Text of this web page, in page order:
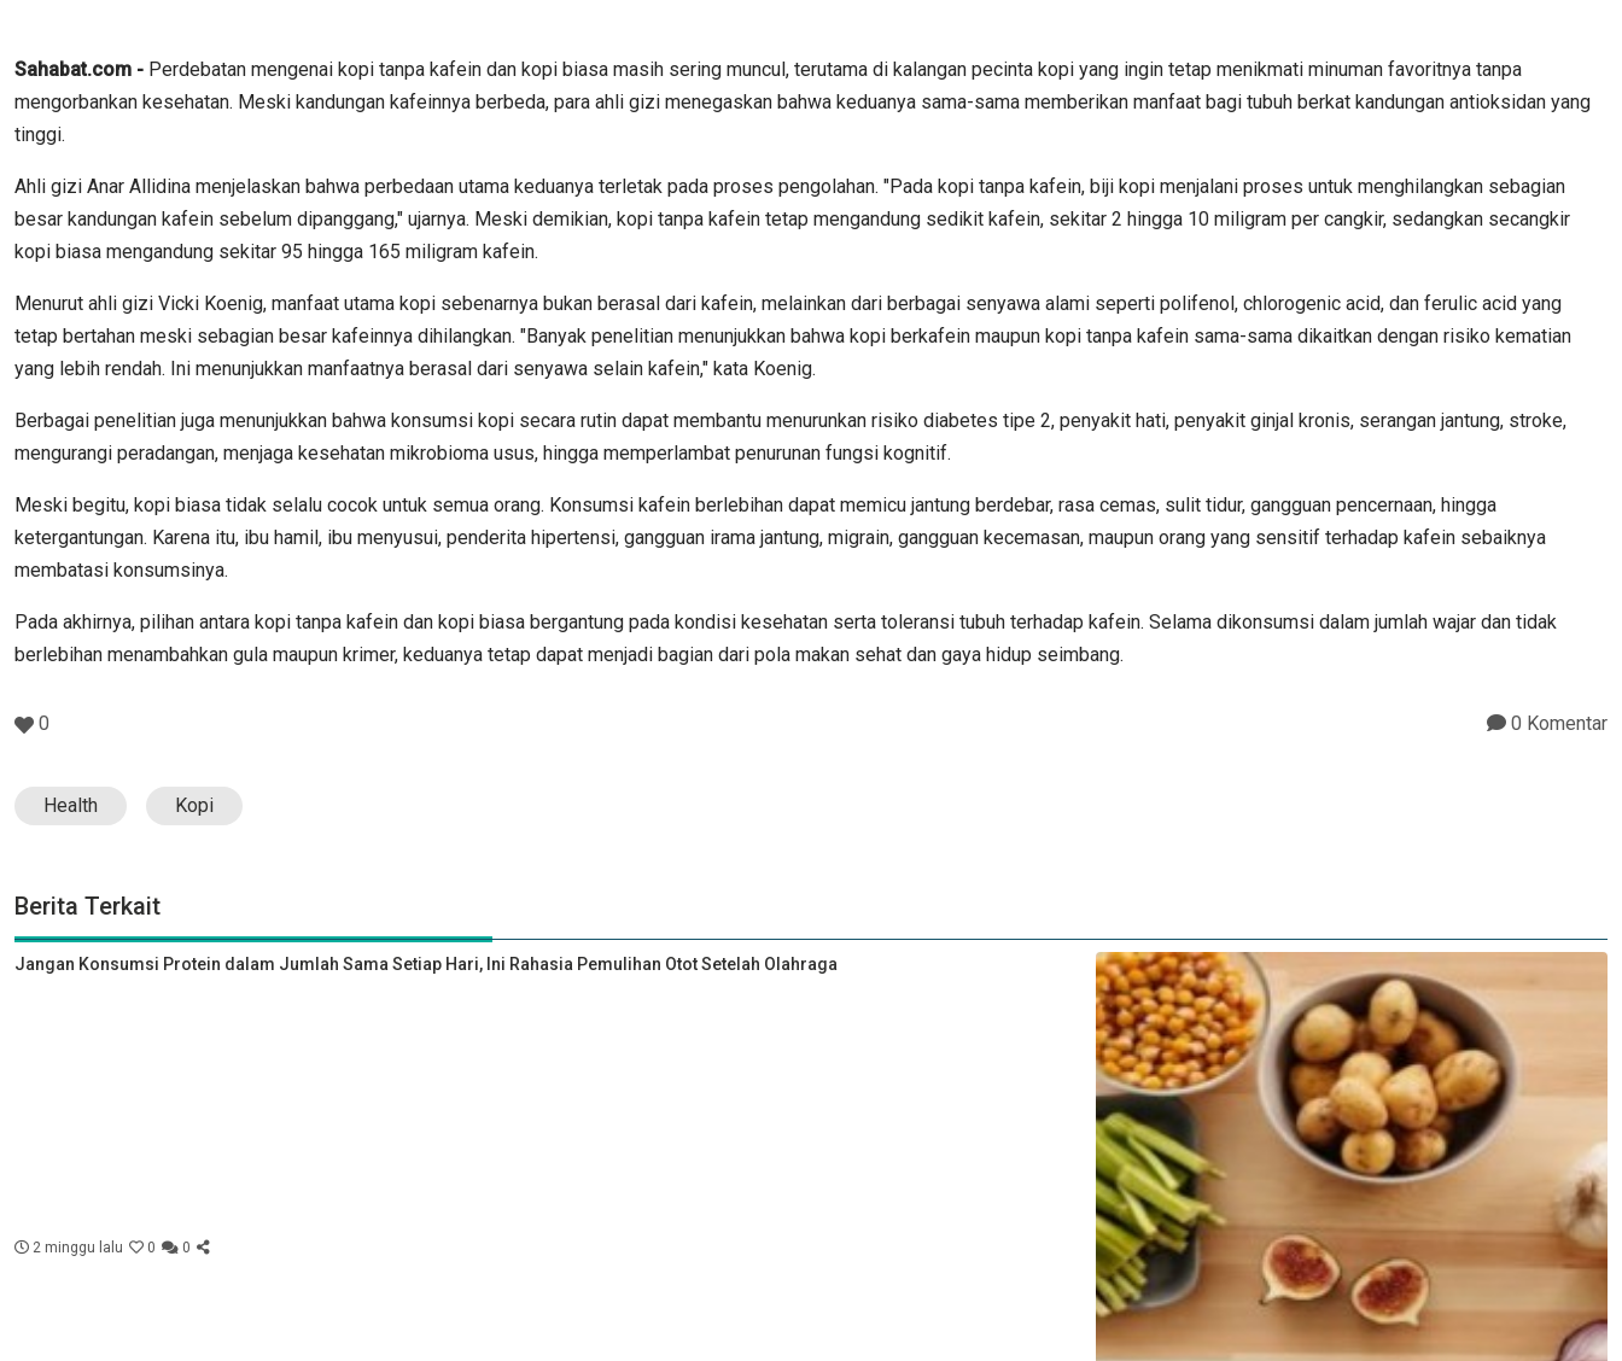
Sahabat.com - Perdebatan mengenai kopi tanpa kafein dan kopi biasa masih sering muncul, terutama di kalangan pecinta kopi yang ingin tetap menikmati minuman favoritnya tanpa
mengorbankan kesehatan. Meski kandungan kafeinnya berbeda, para ahli gizi menegaskan bahwa keduanya sama-sama memberikan manfaat bagi tubuh berkat kandungan antioksidan yang
tinggi.
Ahli gizi Anar Allidina menjelaskan bahwa perbedaan utama keduanya terletak pada proses pengolahan. "Pada kopi tanpa kafein, biji kopi menjalani proses untuk menghilangkan sebagian
besar kandungan kafein sebelum dipanggang," ujarnya. Meski demikian, kopi tanpa kafein tetap mengandung sedikit kafein, sekitar 2 hingga 10 miligram per cangkir, sedangkan secangkir
kopi biasa mengandung sekitar 95 hingga 165 miligram kafein.
Menurut ahli gizi Vicki Koenig, manfaat utama kopi sebenarnya bukan berasal dari kafein, melainkan dari berbagai senyawa alami seperti polifenol, chlorogenic acid, dan ferulic acid yang
tetap bertahan meski sebagian besar kafeinnya dihilangkan. "Banyak penelitian menunjukkan bahwa kopi berkafein maupun kopi tanpa kafein sama-sama dikaitkan dengan risiko kematian
yang lebih rendah. Ini menunjukkan manfaatnya berasal dari senyawa selain kafein," kata Koenig.
Berbagai penelitian juga menunjukkan bahwa konsumsi kopi secara rutin dapat membantu menurunkan risiko diabetes tipe 2, penyakit hati, penyakit ginjal kronis, serangan jantung, stroke,
mengurangi peradangan, menjaga kesehatan mikrobioma usus, hingga memperlambat penurunan fungsi kognitif.
Meski begitu, kopi biasa tidak selalu cocok untuk semua orang. Konsumsi kafein berlebihan dapat memicu jantung berdebar, rasa cemas, sulit tidur, gangguan pencernaan, hingga
ketergantungan. Karena itu, ibu hamil, ibu menyusui, penderita hipertensi, gangguan irama jantung, migrain, gangguan kecemasan, maupun orang yang sensitif terhadap kafein sebaiknya
membatasi konsumsinya.
Pada akhirnya, pilihan antara kopi tanpa kafein dan kopi biasa bergantung pada kondisi kesehatan serta toleransi tubuh terhadap kafein. Selama dikonsumsi dalam jumlah wajar dan tidak
berlebihan menambahkan gula maupun krimer, keduanya tetap dapat menjadi bagian dari pola makan sehat dan gaya hidup seimbang.
0 0 Komentar
Health Kopi
Berita Terkait
Jangan Konsumsi Protein dalam Jumlah Sama Setiap Hari, Ini Rahasia Pemulihan Otot Setelah Olahraga
2 minggu lalu 0 0